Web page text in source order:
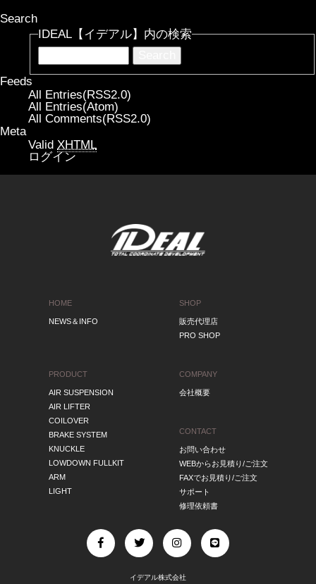
Search
IDEAL【イデアル】内の検索
Feeds
All Entries(RSS2.0)
All Entries(Atom)
All Comments(RSS2.0)
Meta
Valid XHTML
ログイン
HOME
NEWS＆INFO
PRODUCT
AIR SUSPENSION
AIR LIFTER
COILOVER
BRAKE SYSTEM
KNUCKLE
LOWDOWN FULLKIT
ARM
LIGHT
SHOP
販売代理店
PRO SHOP
COMPANY
会社概要
CONTACT
お問い合わせ
WEBからお見積り/ご注文
FAXでお見積り/ご注文
サポート
修理依頼書
イデアル株式会社